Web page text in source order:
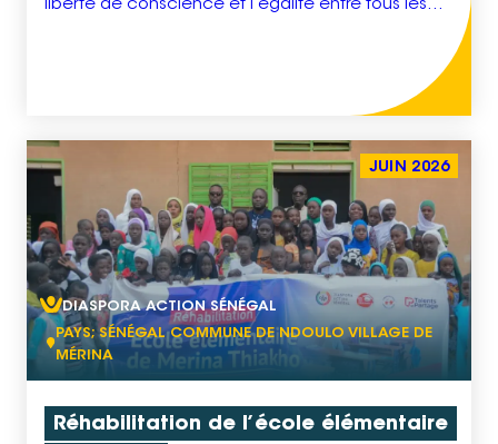
liberté de conscience et l’égalité entre tous les
humaine, la dignité humaine, et les droits des […]
JUIN 2026
DIASPORA ACTION SÉNÉGAL
PAYS; SÉNÉGAL COMMUNE DE NDOULO VILLAGE DE
MÉRINA
Réhabilitation de l’école élémentaire